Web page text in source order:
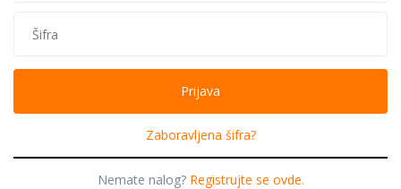
Zaboravljena šifra?
Nemate nalog? Registrujte se ovde.